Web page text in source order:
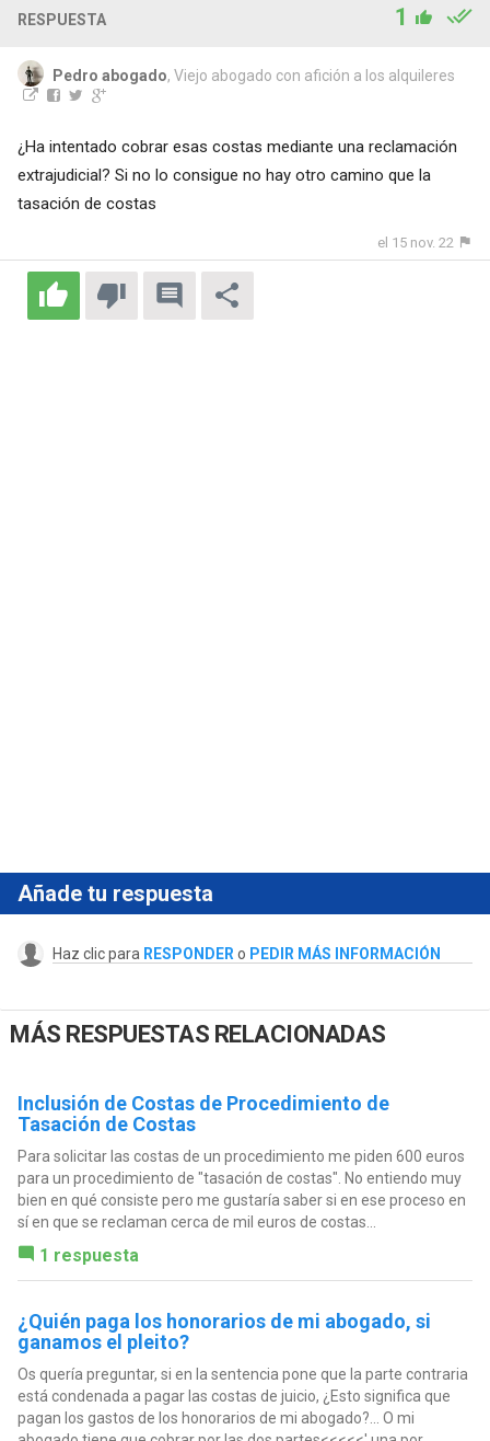
RESPUESTA 1
Pedro abogado, Viejo abogado con afición a los alquileres
¿Ha intentado cobrar esas costas mediante una reclamación
extrajudicial? Si no lo consigue no hay otro camino que la
tasación de costas
el 15 nov. 22
Añade tu respuesta
Haz clic para RESPONDER o PEDIR MÁS INFORMACIÓN
MÁS RESPUESTAS RELACIONADAS
Inclusión de Costas de Procedimiento de
Tasación de Costas
Para solicitar las costas de un procedimiento me piden 600 euros
para un procedimiento de "tasación de costas". No entiendo muy
bien en qué consiste pero me gustaría saber si en ese proceso en
sí en que se reclaman cerca de mil euros de costas...
1 respuesta
¿Quién paga los honorarios de mi abogado, si
ganamos el pleito?
Os quería preguntar, si en la sentencia pone que la parte contraria
está condenada a pagar las costas de juicio, ¿Esto significa que
pagan los gastos de los honorarios de mi abogado?... O mi